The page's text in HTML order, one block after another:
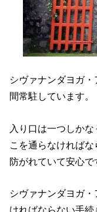
シヴァナンダヨガ
間常駐しています。
入り口は一つしか
こを通らなければ
防がれていて安心で
シヴァナンダヨガ
ければならない手続